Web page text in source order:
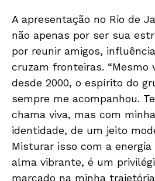
A apresentação no Rio de
não apenas por ser sua
por reunir amigos,
cruzam fronteiras. “Mesmo
desde 2000, o espírito do
sempre me acompanhou.
chama viva, mas com
identidade, de um jeito
Misturar isso com a energia
alma vibrante, é um
marcado na minha